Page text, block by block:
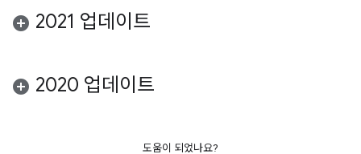
2021 업데이트
2020 업데이트
도움이 되었나요?